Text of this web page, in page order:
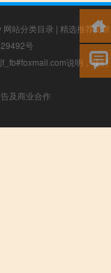
网站分类目录 | 精选推荐文章
号
说明，我们
及商业合作